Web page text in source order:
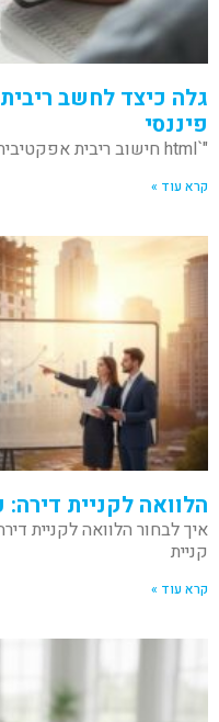
גלה כיצד לחשב
פיננסי
"`html חישוב ריבית אפקטיבית במחשבון פיננסי – איך לא להסתבך
קרא עוד »
הלוואה לקניית
איך לבחור הלוואה לקניית
קניית
קרא עוד »